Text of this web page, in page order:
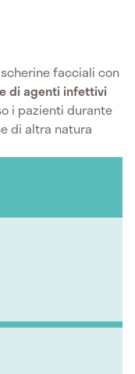
facciali con
di agenti infettivi
i pazienti durante
di altra natura